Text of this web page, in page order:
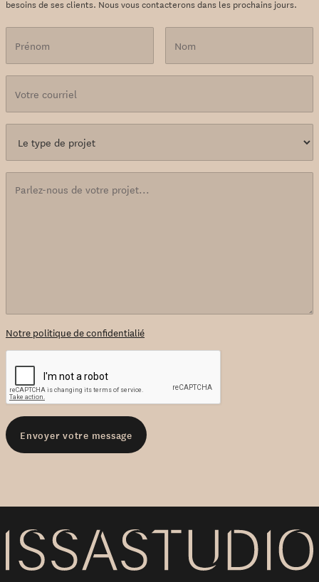
besoins de ses clients. Nous vous contacterons dans les prochains jours.
Notre politique de confidentialié